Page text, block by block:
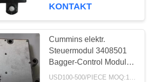
37
KONTAKT
Cummins elektr.
Steuermodul 3408501
Bagger-Control Module-
THEORIE Qsm M11
USD100-500/PIECE MOQ:1-teilig